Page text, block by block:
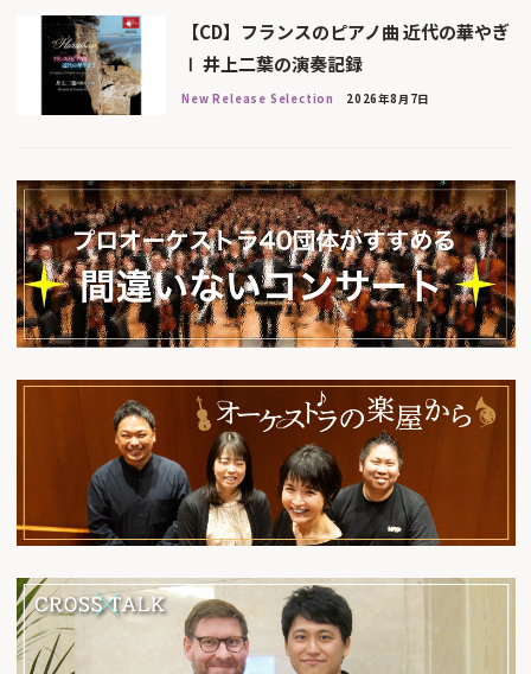
【CD】フランスのピアノ曲 近代の華やぎ
Ⅰ 井上二葉の演奏記録
New Release Selection 2026年8月7日